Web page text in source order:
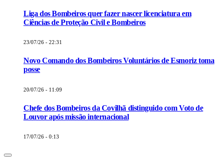
Liga dos Bombeiros quer fazer nascer licenciatura em
Ciências de Proteção Civil e Bombeiros
23/07/26 - 22:31
Novo Comando dos Bombeiros Voluntários de Esmoriz toma
posse
20/07/26 - 11:09
Chefe dos Bombeiros da Covilhã distinguido com Voto de
Louvor após missão internacional
17/07/26 - 0:13